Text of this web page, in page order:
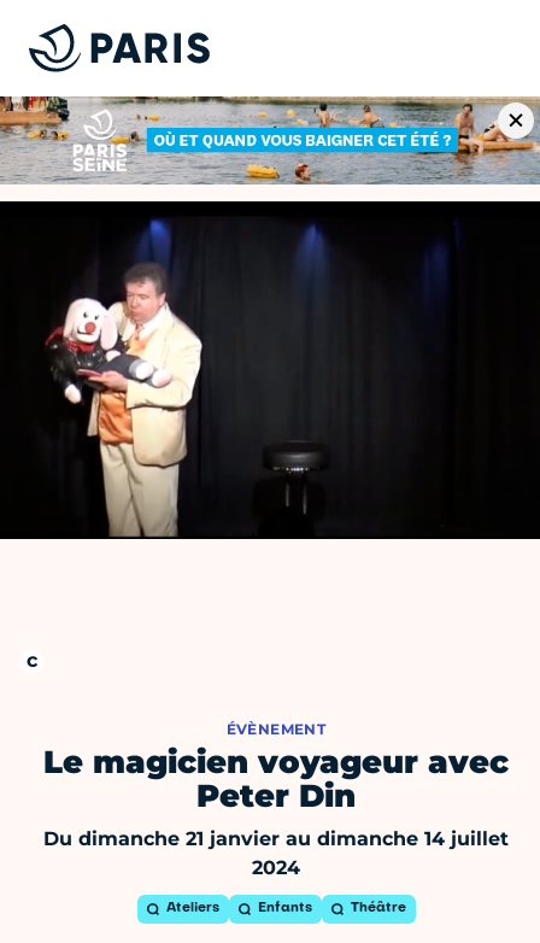
ÉVÈNEMENT
Le magicien voyageur avec
Peter Din
Du dimanche 21 janvier au dimanche 14 juillet
2024
Ateliers Enfants Théâtre